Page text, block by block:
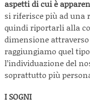
aspetti di cui è
si riferisce più ad una
quindi riportarli alla
dimensione
raggiungiamo quel
l’individuazione del
soprattutto più
I SOGNI